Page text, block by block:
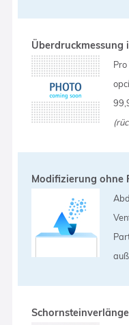
Überdruckmessung
Modifizierung ohne